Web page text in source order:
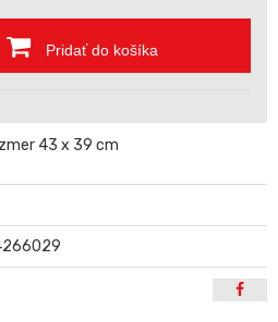
Pridať do košíka
43 x 39 cm